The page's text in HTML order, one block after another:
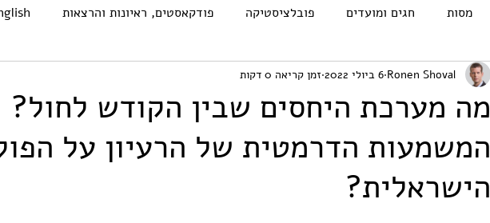
מסות חגים ומועדים פובלציסטיקה פודקאסטים, ראיונות והרצאות
מה מערכת היחסים שבין הקודש לחול?
המשמעות הדרמטית של הרעיון על
הישראלית?
Ronen Shoval 6 ביולי 2022 זמן קריאה 0 דקות